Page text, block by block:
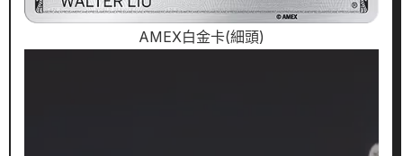
AMEX白金卡(細頭)